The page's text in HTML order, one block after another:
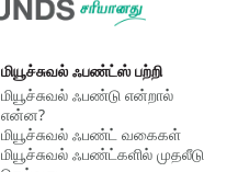
மியூச்சுவல் ஃபண்ட்ஸ் பற்றி
மியூச்சுவல் ஃபண்டு என்றால்
என்ன?
மியூச்சுவல் ஃபண்ட் வகைகள்
மியூச்சுவல் ஃபண்ட்களில் முதலீடு